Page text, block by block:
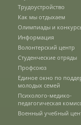
Высшее на
Подготовка к
День открытых
Трудоустройство
Как мы отдыхаем
Олимпиады и
Информация
Волонтерский центр
Студенческие отряды
Профсоюз
Единое окно по
молодых семей
Психолого-медико-
педагогическая
Военный учебный